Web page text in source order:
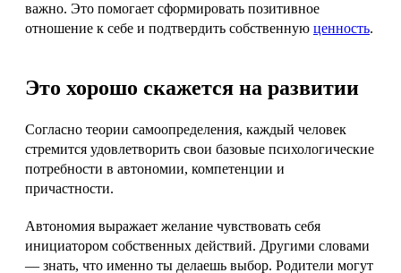
важно. Это помогает сформировать позитивное
отношение к себе и подтвердить собственную ценность.
Это хорошо скажется на развитии
Согласно теории самоопределения, каждый человек
стремится удовлетворить свои базовые психологические
потребности в автономии, компетенции и
причастности.
Автономия выражает желание чувствовать себя
инициатором собственных действий. Другими словами
— знать, что именно ты делаешь выбор. Родители могут